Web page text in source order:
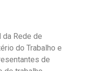
da Rede de
do Trabalho e
de